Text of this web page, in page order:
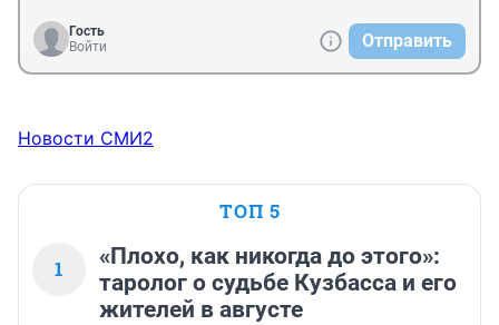
Гость
Войти
Отправить
Новости СМИ2
ТОП 5
1
«Плохо, как никогда до этого»:
таролог о судьбе Кузбасса и его
жителей в августе